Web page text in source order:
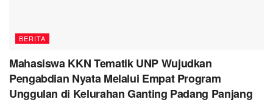
BERITA
Mahasiswa KKN Tematik UNP Wujudkan
Pengabdian Nyata Melalui Empat Program
Unggulan di Kelurahan Ganting Padang Panjang